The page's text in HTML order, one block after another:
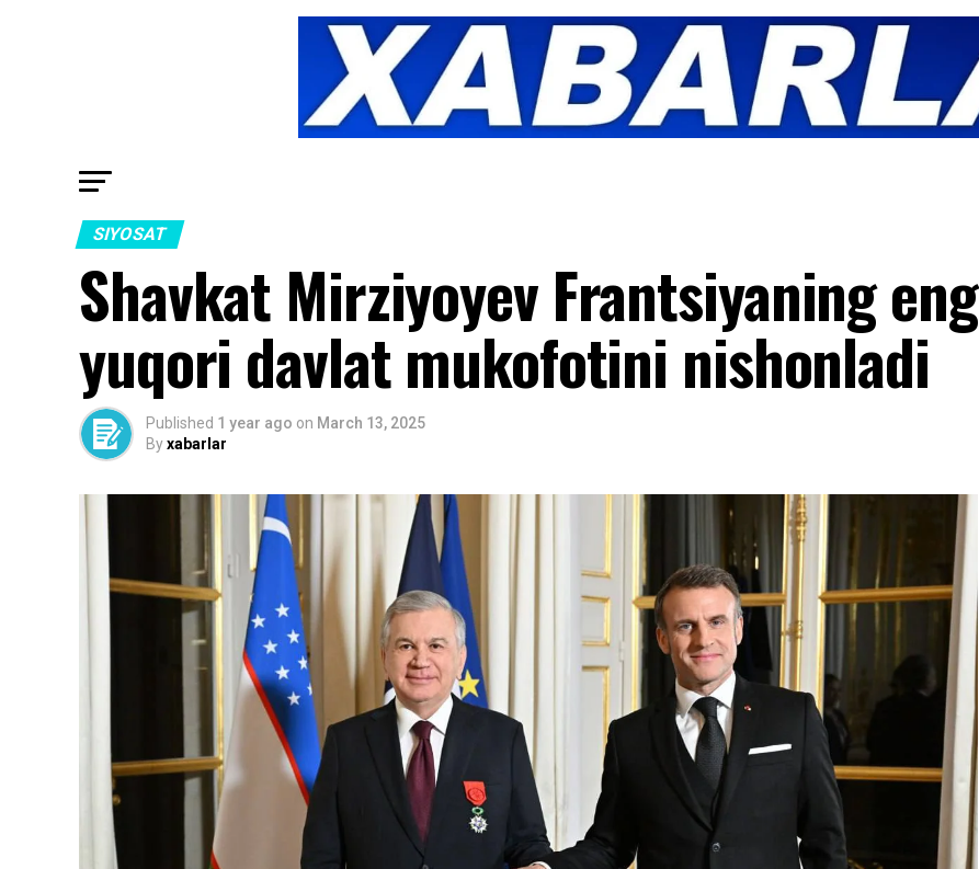
SIYOSAT
Shavkat Mirziyoyev Frantsiyaning eng
yuqori davlat mukofotini nishonladi
Published 1 year ago on March 13, 2025
Byxabarlar